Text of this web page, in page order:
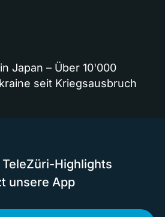
Japan – Über 10'000
seit Kriegsausbruch
Highlights
unsere App